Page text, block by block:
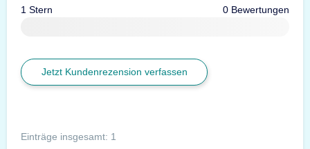
1 Stern 0 Bewertungen
Jetzt Kundenrezension verfassen
Einträge insgesamt: 1